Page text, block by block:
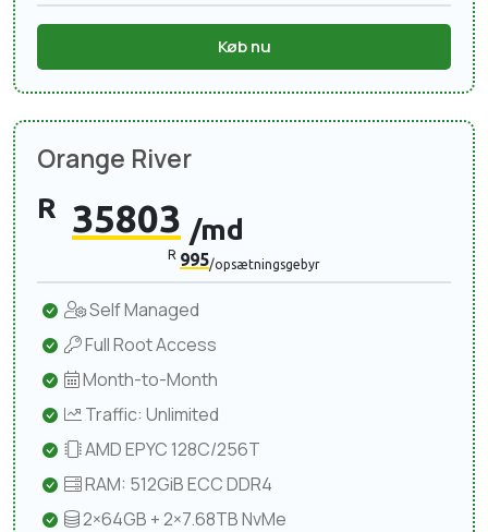
Køb nu
Orange River
R 35803 /md
R 995/opsætningsgebyr
Self Managed
Full Root Access
Month-to-Month
Traffic: Unlimited
AMD EPYC 128C/256T
RAM: 512GiB ECC DDR4
2×64GB + 2×7.68TB NvMe